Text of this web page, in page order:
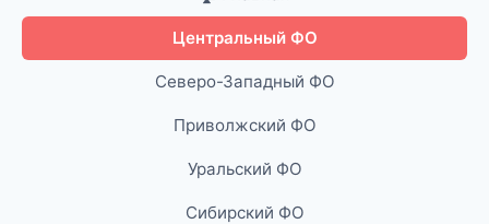
Центральный ФО
Северо-Западный ФО
Приволжский ФО
Уральский ФО
Сибирский ФО